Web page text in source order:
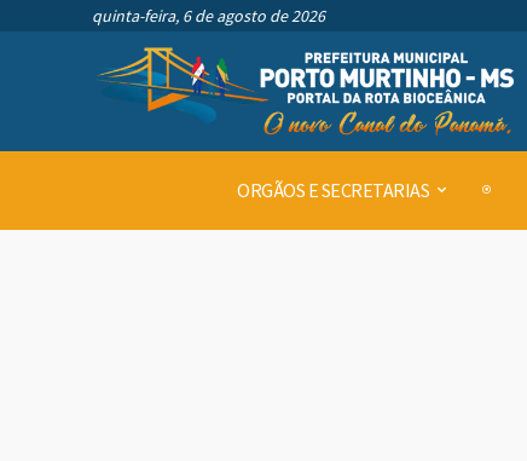
quinta-feira, 6 de agosto de 2026
ORGÃOS E SECRETARIAS